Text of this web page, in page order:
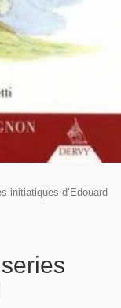
initiatiques d’Edouard